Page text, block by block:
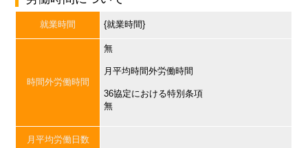
就業時間 {就業時間}
時間外労働時間
無
月平均時間外労働時間
36協定における特別条項
無
月平均労働日数